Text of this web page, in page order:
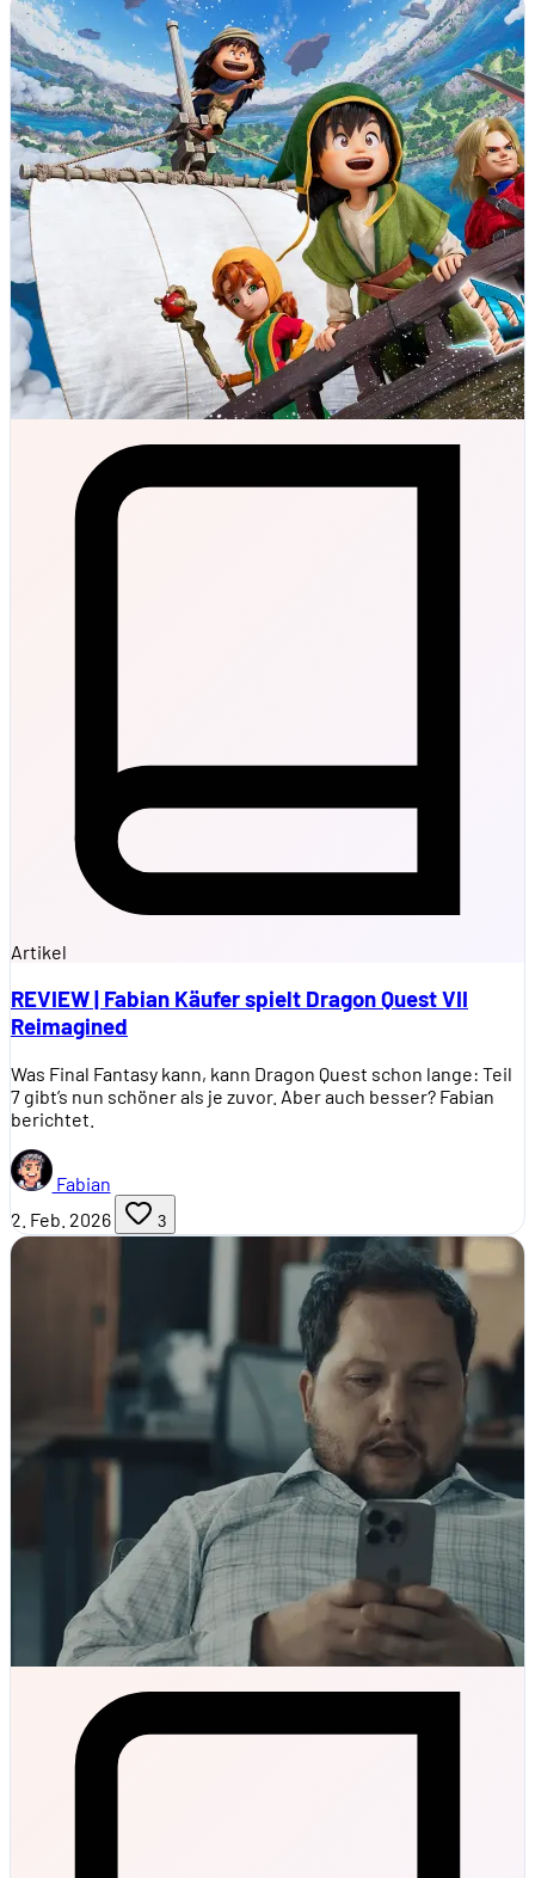
Artikel
REVIEW | Fabian Käufer spielt Dragon Quest VII
Reimagined
Was Final Fantasy kann, kann Dragon Quest schon lange: Teil
7 gibt’s nun schöner als je zuvor. Aber auch besser? Fabian
berichtet.
Fabian
2. Feb. 2026
3